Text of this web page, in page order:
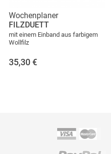
Wochenplaner
FILZDUETT
mit einem Einband aus farbigem
Wollfilz
35,30 €